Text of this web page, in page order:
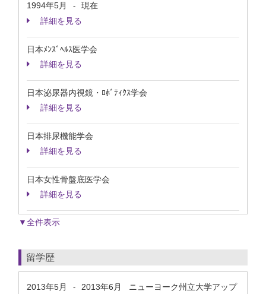
1994年5月
-
現在
詳細を見る
日本ﾒﾝｽﾞﾍﾙｽ医学会
詳細を見る
日本泌尿器内視鏡・ﾛﾎﾞﾃｨｸｽ学会
詳細を見る
日本排尿機能学会
詳細を見る
日本女性骨盤底医学会
詳細を見る
▼全件表示
留学歴
2013年5月 - 2013年6月
ニューヨーク州立大学アップ